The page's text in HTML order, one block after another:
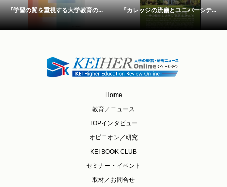
『学習の質を重視する大学教育の... 『カレッジの流儀とユニバーシテ...
Home
教育／ニュース
TOPインタビュー
オピニオン／研究
KEI BOOK CLUB
セミナー・イベント
取材／お問合せ